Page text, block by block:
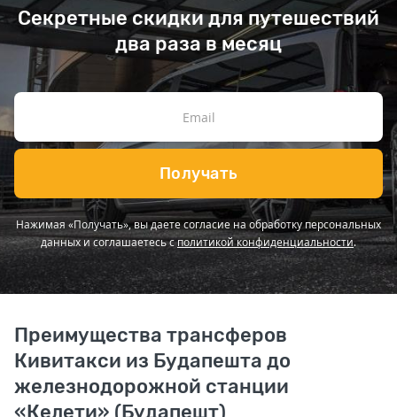
Секретные скидки для путешествий
два раза в месяц
Получать
Нажимая «Получать», вы даете согласие на обработку персональных
данных и соглашаетесь сполитикой конфиденциальности.
Преимущества трансферов
Кивитакси из Будапешта до
железнодорожной станции